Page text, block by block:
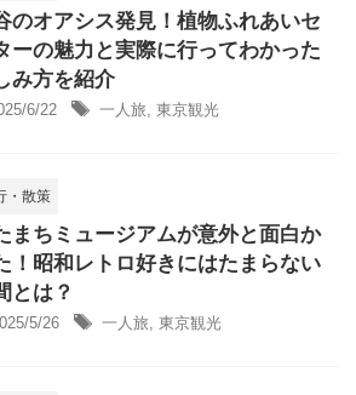
のオアシス発見！植物ふれあいセ
ーの魅力と実際に行ってわかった
み方を紹介
6/22 一人旅, 東京観光
・散策
まちミュージアムが意外と面白か
！昭和レトロ好きにはたまらない
とは？
5/26 一人旅, 東京観光